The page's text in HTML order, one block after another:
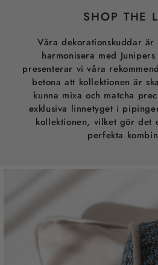
SHOP THE
Våra dekorationskuddar
harmonisera med
presenterar vi våra
betona att kollektionen är
kunna mixa och matcha
exklusiva linnetyget i
kollektionen, vilket gör det
perfekta